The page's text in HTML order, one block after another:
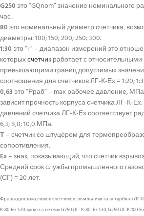
G250это “GQnom” значение номинального
час .
80это номинальный диаметр счетчика,
диаметры: 100; 150; 200; 250; 300.
1:30это “і ” – диапазон измерений это
которыхсчетчикработает с
превышающими границ допустимых
соотношения для счетчиков ЛГ-К-Ех = 1:20;
0,63это “Рраб” – max рабочее давление,
зависит прочность корпуса счетчика ЛГ-К-
давлений счетчика ЛГ-К-Ех соответствует
6,3; 8,0; 10,0 МПа.
Т– счетчик со штуцером для
сопротивления.
Ex– знак, показывающий, что счетчик
Средний срок службы промышленного
(СГ) = 20 лет.
Фразы для заказчиков счетчиков: лічильники газу турбінні
К-80-Ех 1:20, купить сяетчик G250 ЛГ- К-80- Ex 1:30, G250 ЛГ-К-